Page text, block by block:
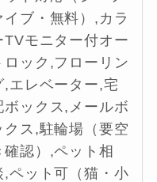
イブ・無料）,カラ
TVモニター付オー
ロック,フローリン
,エレベーター,宅
ボックス,メールボ
クス,駐輪場（要空
確認）,ペット相
,ペット可（猫・小